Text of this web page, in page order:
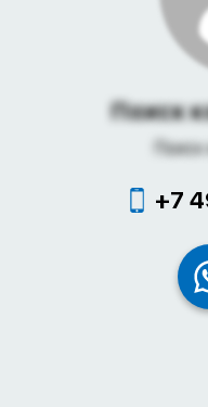
Поиск
+7